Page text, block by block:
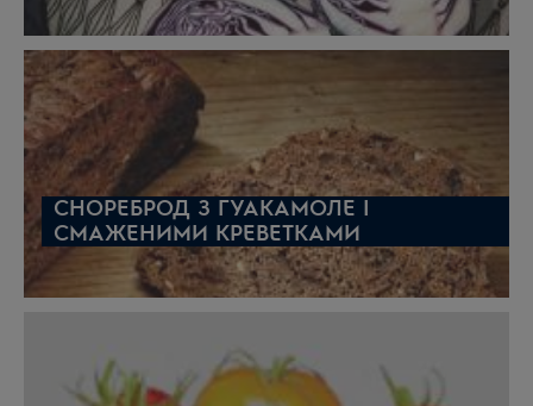
СНОРЕБРОД З ГУАКАМОЛЕ І
СМАЖЕНИМИ КРЕВЕТКАМИ